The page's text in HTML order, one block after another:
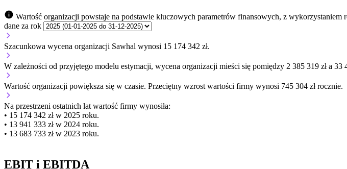
Wartość organizacji powstaje na podstawie kluczowych parametrów finansowych, z
dane za rok
Szacunkowa wycena organizacji Sawhal wynosi 15 174 342 zł.
W zależności od przyjętego modelu estymacji, wycena organizacji mieści się pomiędzy 2 385 319 zł a 33
Wartość organizacji powiększa się w czasie. Przeciętny wzrost wartości firmy wynosi 745 304 zł rocznie.
Na przestrzeni ostatnich lat wartość firmy wynosiła:
• 15 174 342 zł w 2025 roku.
• 13 941 333 zł w 2024 roku.
• 13 683 733 zł w 2023 roku.
EBIT i EBITDA